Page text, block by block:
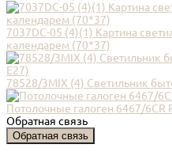
7037DC-05 (4)(1) Картина
календарем (70*37)
78528/3MIX (4) Светильник
Потолочные галоген 6467/6CR
Обратная связь
Обратная связь